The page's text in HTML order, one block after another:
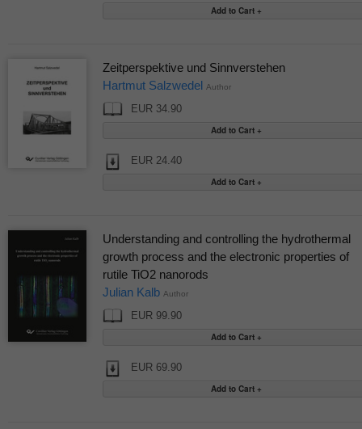
Zeitperspektive und Sinnverstehen
Hartmut Salzwedel Author
EUR 34.90
EUR 24.40
Understanding and controlling the hydrothermal
growth process and the electronic properties of
rutile TiO2 nanorods
Julian Kalb Author
EUR 99.90
EUR 69.90